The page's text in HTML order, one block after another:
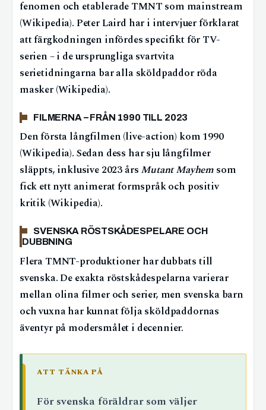
fenomen och etablerade TMNT som mainstream
(Wikipedia). Peter Laird har i intervjuer förklarat
att färgkodningen infördes specifikt för TV-
serien – i de ursprungliga svartvita
serietidningarna bar alla sköldpaddor röda
masker (Wikipedia).
FILMERNA – FRÅN 1990 TILL 2023
Den första långfilmen (live-action) kom 1990
(Wikipedia). Sedan dess har sju långfilmer
släppts, inklusive 2023 års Mutant Mayhem som
fick ett nytt animerat formspråk och positiv
kritik (Wikipedia).
SVENSKA RÖSTSKÅDESPELARE OCH
DUBBNING
Flera TMNT-produktioner har dubbats till
svenska. De exakta röstskådespelarna varierar
mellan olina filmer och serier, men svenska barn
och vuxna har kunnat följa sköldpaddornas
äventyr på modersmålet i decennier.
ATT TÄNKA PÅ
För svenska föräldrar som väljer